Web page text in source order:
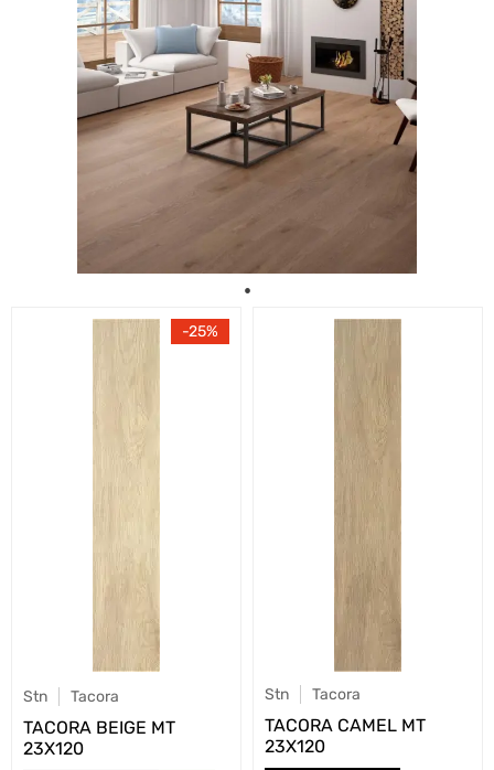
25
Stn Tacora
TACORA BEIGE MT
23X120
Stn Tacora
TACORA CAMEL MT
23X120